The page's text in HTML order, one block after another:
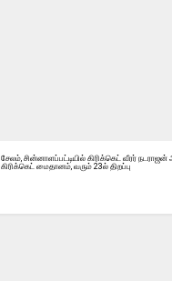
சேலம், சின்னாளப்பட்டியில் கிரிக்கெட் வீரர்
கிரிக்கெட் மைதானம், வரும் 23ல் திறப்பு